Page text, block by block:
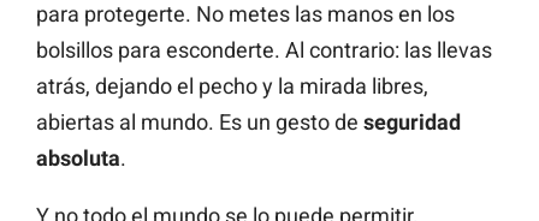
para protegerte. No metes las manos en los
bolsillos para esconderte. Al contrario: las llevas
atrás, dejando el pecho y la mirada libres,
abiertas al mundo. Es un gesto de seguridad
absoluta.
Y no todo el mundo se lo puede permitir.